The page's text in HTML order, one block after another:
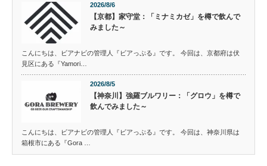
2026/8/6
【京都】家守堂：「ミナミカゼ」を樽で飲んで
みました～
こんにちは、ビアナビの管理人『ビアっぷる』です。 今回は、京都府は伏
見区にある『Yamori…
2026/8/5
【神奈川】強羅ブルワリー：「グロウ」を樽で
飲んでみました～
こんにちは、ビアナビの管理人『ビアっぷる』です。 今回は、神奈川県は
箱根市にある『Gora …